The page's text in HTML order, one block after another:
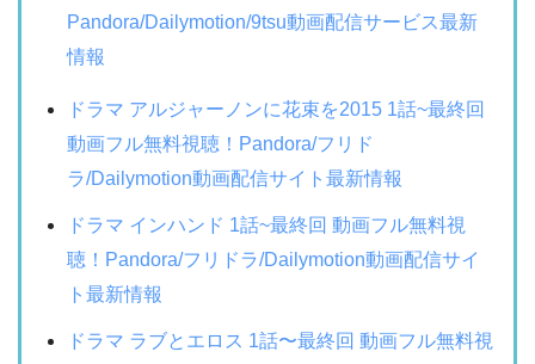
Pandora/Dailymotion/9tsu動画配信サービス最新
情報
ドラマ アルジャーノンに花束を2015 1話~最終回
動画フル無料視聴！Pandora/フリド
ラ/Dailymotion動画配信サイト最新情報
ドラマ インハンド 1話~最終回 動画フル無料視
聴！Pandora/フリドラ/Dailymotion動画配信サイ
ト最新情報
ドラマ ラブとエロス 1話〜最終回 動画フル無料視